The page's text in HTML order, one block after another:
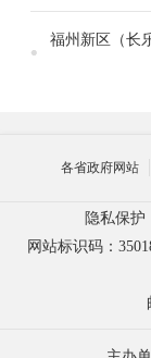
福州新区（长
各省政府网站
隐私保护
网站标识码：